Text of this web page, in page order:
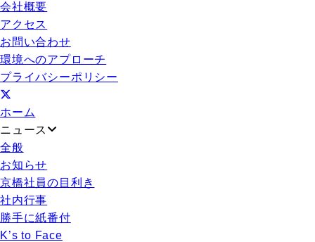
会社概要
アクセス
お問い合わせ
環境へのアプローチ
プライバシーポリシー
ホーム
ニュース
全般
お知らせ
京橋社員の目利き
社内行事
勝手に紙番付
K’s to Face